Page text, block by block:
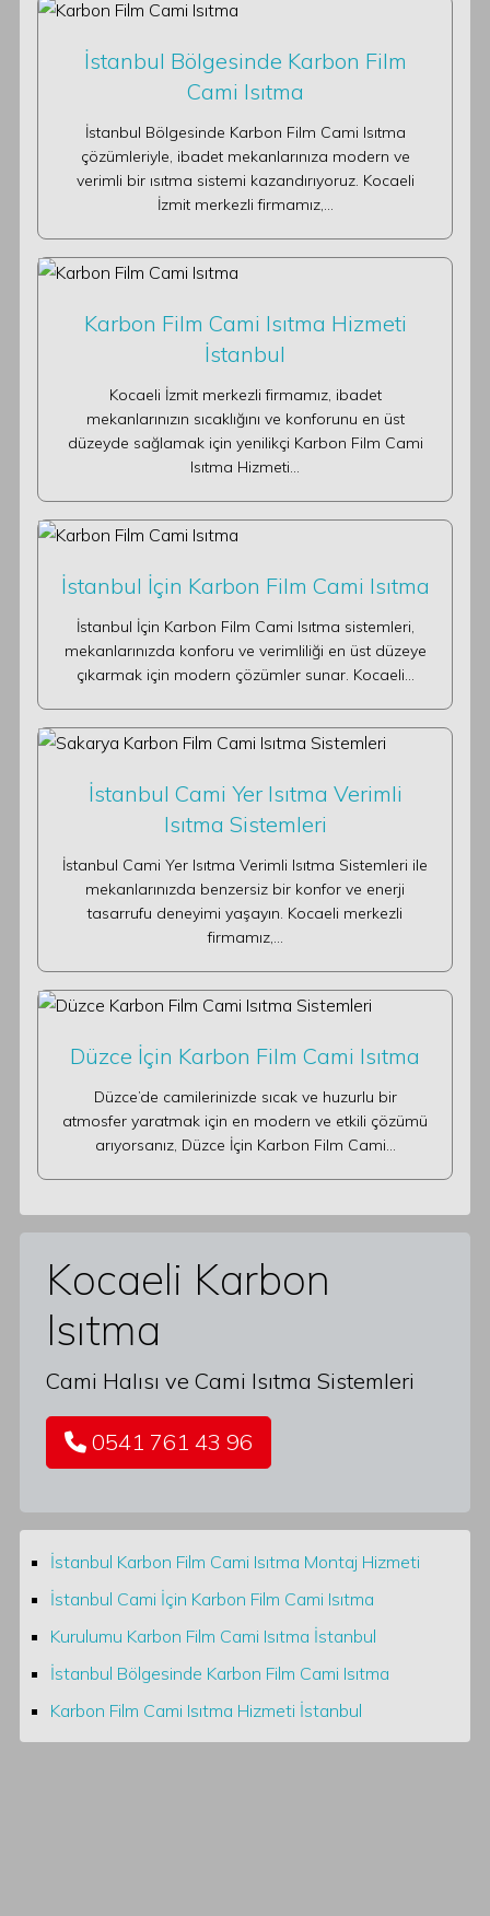
İstanbul Bölgesinde Karbon Film
Cami Isıtma
İstanbul Bölgesinde Karbon Film Cami Isıtma
çözümleriyle, ibadet mekanlarınıza modern ve
verimli bir ısıtma sistemi kazandırıyoruz. Kocaeli
İzmit merkezli firmamız,…
Karbon Film Cami Isıtma Hizmeti
İstanbul
Kocaeli İzmit merkezli firmamız, ibadet
mekanlarınızın sıcaklığını ve konforunu en üst
düzeyde sağlamak için yenilikçi Karbon Film Cami
Isıtma Hizmeti…
İstanbul İçin Karbon Film Cami Isıtma
İstanbul İçin Karbon Film Cami Isıtma sistemleri,
mekanlarınızda konforu ve verimliliği en üst düzeye
çıkarmak için modern çözümler sunar. Kocaeli…
İstanbul Cami Yer Isıtma Verimli
Isıtma Sistemleri
İstanbul Cami Yer Isıtma Verimli Isıtma Sistemleri ile
mekanlarınızda benzersiz bir konfor ve enerji
tasarrufu deneyimi yaşayın. Kocaeli merkezli
firmamız,…
Düzce İçin Karbon Film Cami Isıtma
Düzce’de camilerinizde sıcak ve huzurlu bir
atmosfer yaratmak için en modern ve etkili çözümü
arıyorsanız, Düzce İçin Karbon Film Cami…
Kocaeli Karbon
Isıtma
Cami Halısı ve Cami Isıtma Sistemleri
0541 761 43 96
İstanbul Karbon Film Cami Isıtma Montaj Hizmeti
İstanbul Cami İçin Karbon Film Cami Isıtma
Kurulumu Karbon Film Cami Isıtma İstanbul
İstanbul Bölgesinde Karbon Film Cami Isıtma
Karbon Film Cami Isıtma Hizmeti İstanbul